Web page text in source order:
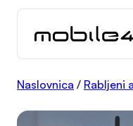
Skoči
sadržaja
Naslovnica / Rabljeni